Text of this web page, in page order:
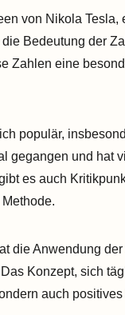
von Nikola
Bedeutung der
Zahlen eine
populär,
gegangen und hat
es auch
die Anwendung
Konzept, sich
auch